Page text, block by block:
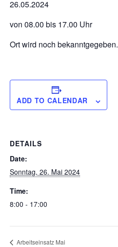
26.05.2024
von 08.00 bis 17.00 Uhr
Ort wird noch bekanntgegeben.
ADD TO CALENDAR
DETAILS
Date:
Sonntag, 26. Mai 2024
Time:
8:00 - 17:00
Arbeitseinsatz Mai